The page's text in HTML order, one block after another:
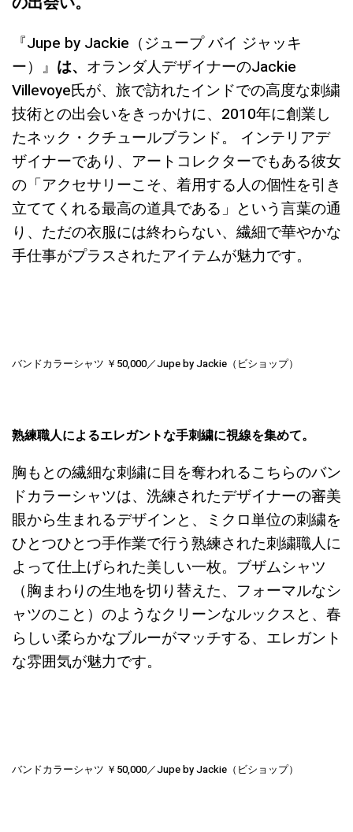
『Jupe by Jackie（ジュープ バイ ジャッキ
ー）』 は、 オランダ人デザイナーのJackie
Villevoye氏が、旅で訪れたインドでの高度な刺繍
技術との出会いをきっかけに、2010年に創業し
たネック・クチュールブランド。 インテリアデ
ザイナーであり、アートコレクターでもある彼女
の「アクセサリーこそ、着用する人の個性を引き
立ててくれる最高の道具である」という言葉の通
り、ただの衣服には終わらない、繊細で華やかな
手仕事がプラスされたアイテムが魅力です。
バンドカラーシャツ ￥50,000／Jupe by Jackie（ビショップ）
熟練職人によるエレガントな手刺繍に視線を集めて。
胸もとの繊細な刺繍に目を奪われるこちらのバン
ドカラーシャツは、洗練されたデザイナーの審美
眼から生まれるデザインと、ミクロ単位の刺繍を
ひとつひとつ手作業で行う熟練された刺繍職人に
よって仕上げられた美しい一枚。ブザムシャツ
（胸まわりの生地を切り替えた、フォーマルなシ
ャツのこと） のようなクリーンなルックスと、春
らしい柔らかなブルーがマッチする、エレガント
な雰囲気が魅力です。
バンドカラーシャツ ￥50,000／Jupe by Jackie（ビショップ）